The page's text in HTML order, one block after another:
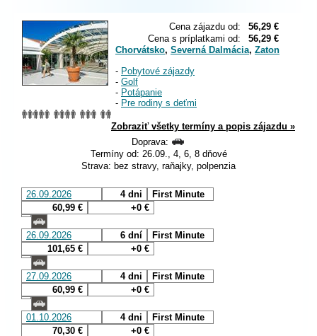
Cena zájazdu od:
56,29 €
Cena s príplatkami od:
56,29 €
Chorvátsko, Severná Dalmácia, Zaton
- Pobytové zájazdy
- Golf
- Potápanie
- Pre rodiny s deťmi
Zobraziť všetky termíny a popis zájazdu »
Doprava:
Termíny od: 26.09., 4, 6, 8 dňové
Strava: bez stravy, raňajky, polpenzia
26.09.2026 4 dni
First Minute
60,99 €
+0 €
26.09.2026 6 dní
First Minute
101,65 €
+0 €
27.09.2026 4 dni
First Minute
60,99 €
+0 €
01.10.2026 4 dni
First Minute
70,30 €
+0 €